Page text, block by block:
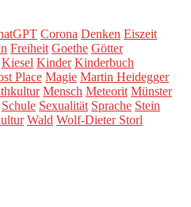
Corona Denken Eiszeit
Freiheit Goethe Götter
Kiesel Kinder Kinderbuch
Place Magie Martin Heidegger
Mensch Meteorit Münster
Schule Sexualität Sprache Stein
Wald Wolf-Dieter Storl